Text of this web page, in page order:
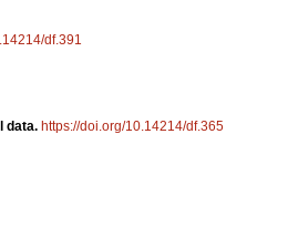
df.391
data. https://doi.org/10.14214/df.365